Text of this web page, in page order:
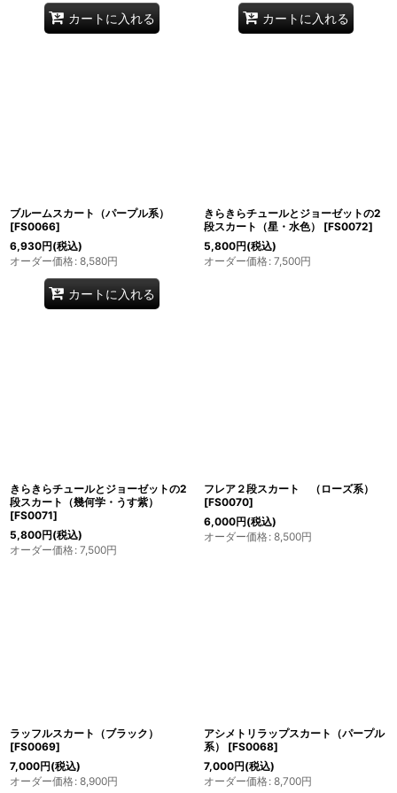
カートに入れる カートに入れる
ブルームスカート（パープル系）
[FS0066]
6,930円(税込)
オーダー価格: 8,580円
カートに入れる
きらきらチュールとジョーゼットの2
段スカート（星・水色）
[FS0072]
5,800円(税込)
オーダー価格: 7,500円
きらきらチュールとジョーゼットの2
段スカート（幾何学・うす紫）
[FS0071]
5,800円(税込)
オーダー価格: 7,500円
フレア２段スカート （ローズ系）
[FS0070]
6,000円(税込)
オーダー価格: 8,500円
ラッフルスカート（ブラック）
[FS0069]
7,000円(税込)
オーダー価格: 8,900円
アシメトリラップスカート（パープル
系）
[FS0068]
7,000円(税込)
オーダー価格: 8,700円